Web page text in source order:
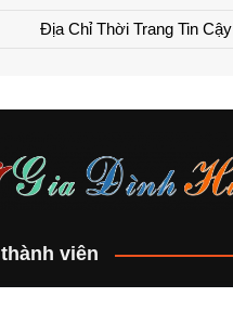
Địa Chỉ Thời Trang Tin Cậy
viên